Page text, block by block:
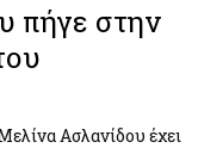
πήγε στην
Ασλανίδου έχει